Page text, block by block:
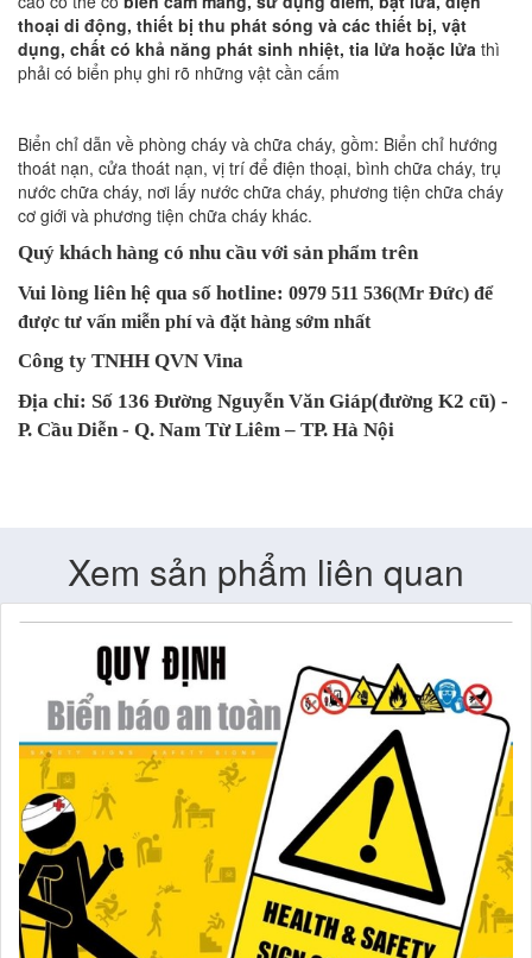
thoại di động, thiết bị thu phát sóng và các thiết bị, vật
dụng, chất có khả năng phát sinh nhiệt, tia lửa hoặc lửa thì
phải có biển phụ ghi rõ những vật cần cấm
Biển chỉ dẫn về phòng cháy và chữa cháy, gồm: Biển chỉ hướng
thoát nạn, cửa thoát nạn, vị trí để điện thoại, bình chữa cháy, trụ
nước chữa cháy, nơi lấy nước chữa cháy, phương tiện chữa cháy
cơ giới và phương tiện chữa cháy khác.
Quý khách hàng có nhu cầu với sản phẩm trên
Vui lòng liên hệ qua số hotline: 0979 511 536(Mr Đức) để
được tư vấn miễn phí và đặt hàng sớm nhất
Công ty TNHH QVN Vina
Địa chỉ: Số 136 Đường Nguyễn Văn Giáp(đường K2 cũ) -
P. Cầu Diễn - Q. Nam Từ Liêm – TP. Hà Nội
Xem sản phẩm liên quan